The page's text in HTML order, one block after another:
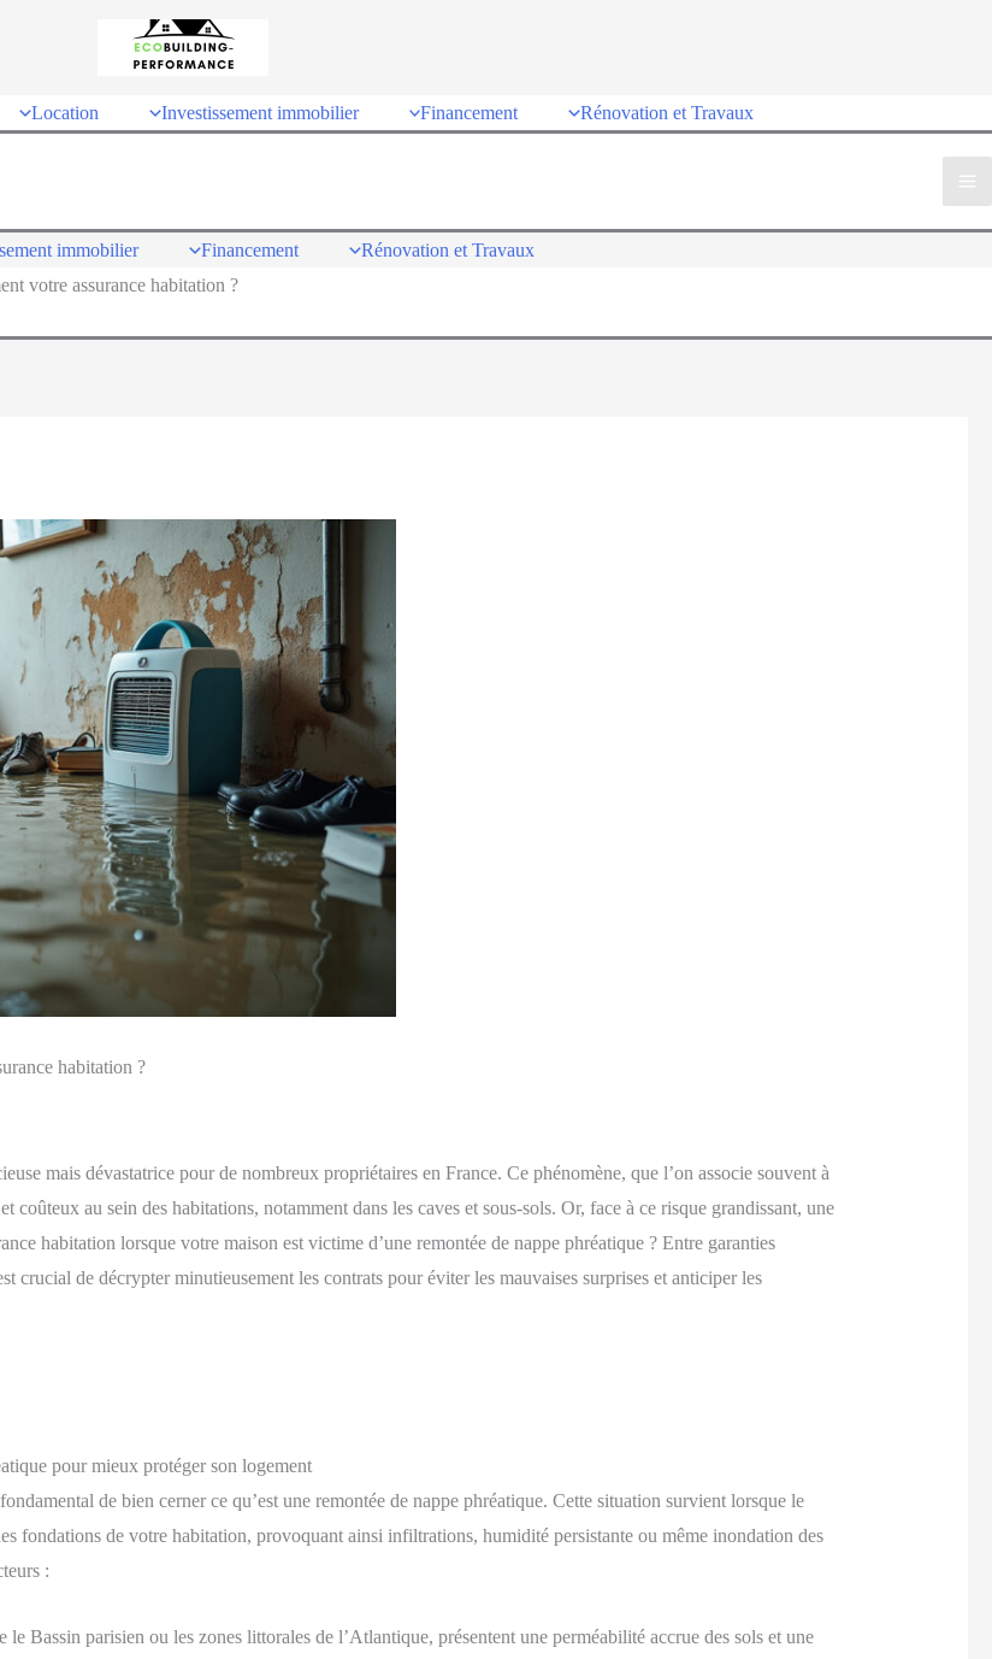
Location Investissement immobilier Financement Rénovation et Travaux
immobilier Financement
Rénovation et Travaux
votre assurance habitation ?
habitation ?
mais dévastatrice pour de nombreux propriétaires en France. Ce phénomène, que l’on associe souvent à
coûteux au sein des habitations, notamment dans les caves et sous-sols. Or, face à ce risque grandissant, une
habitation lorsque votre maison est victime d’une remontée de nappe phréatique ? Entre garanties
crucial de décrypter minutieusement les contrats pour éviter les mauvaises surprises et anticiper les
pour mieux protéger son logement
de bien cerner ce qu’est une remontée de nappe phréatique. Cette situation survient lorsque le
fondations de votre habitation, provoquant ainsi infiltrations, humidité persistante ou même inondation des
:
le Bassin parisien ou les zones littorales de l’Atlantique, présentent une perméabilité accrue des sols et une